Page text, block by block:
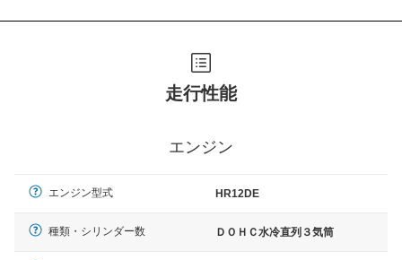
走行性能
エンジン
エンジン型式 HR12DE
種類・シリンダー数 ＤＯＨＣ水冷直列３気筒